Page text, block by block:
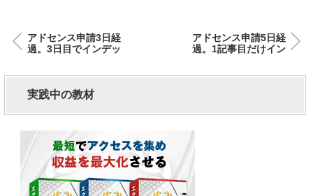
アドセンス申請3日経
過。3日目でインデッ
アドセンス申請5日経
過。1記事目だけイン
実践中の教材